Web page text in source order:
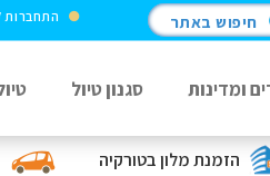
הזמנת מלוןבטורקיה
חיפוש באתר
ומדינות סגנון טיול